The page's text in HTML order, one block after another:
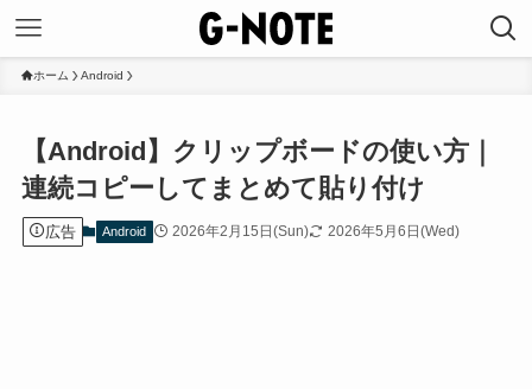
ホーム Android
【Android】クリップボードの使い方｜
連続コピーしてまとめて貼り付け
広告 Android 2026年2月15日(Sun) 2026年5月6日(Wed)